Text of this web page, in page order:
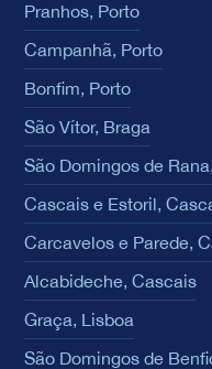
Pranhos, Porto
Campanhã, Porto
Bonfim, Porto
São Vítor, Braga
São Domingos de
Cascais e Estoril,
Carcavelos e Parede,
Alcabideche, Cascais
Graça, Lisboa
São Domingos de